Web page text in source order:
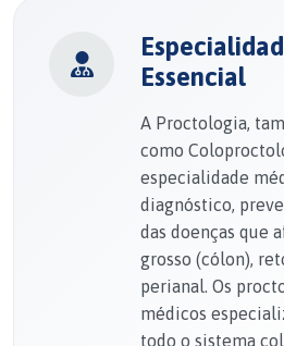
Essencial
A Proctologia,
como
especialidade
diagnóstico,
das doenças que
grosso (cólon),
perianal. Os
médicos
todo o sistema